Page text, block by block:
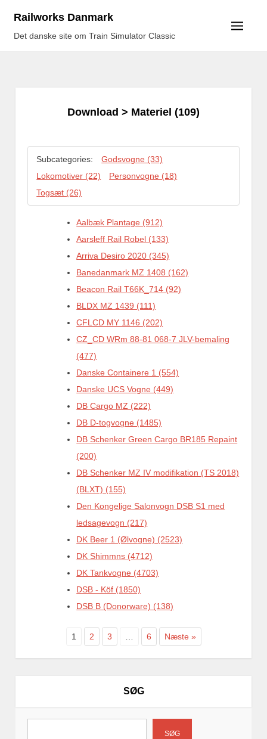
content
Railworks Danmark
Det danske site om Train Simulator Classic
Download > Materiel (109)
Subcategories:
Godsvogne (33)
Lokomotiver (22)
Personvogne (18)
Togsæt (26)
Aalbæk Plantage (912)
Aarsleff Rail Robel (133)
Arriva Desiro 2020 (345)
Banedanmark MZ 1408 (162)
Beacon Rail T66K_714 (92)
BLDX MZ 1439 (111)
CFLCD MY 1146 (202)
CZ_CD WRm 88-81 068-7 JLV-bemaling
(477)
Danske Containere 1 (554)
Danske UCS Vogne (449)
DB Cargo MZ (222)
DB D-togvogne (1485)
DB Schenker Green Cargo BR185 Repaint
(200)
DB Schenker MZ IV modifikation (TS 2018)
(BLXT) (155)
Den Kongelige Salonvogn DSB S1 med
ledsagevogn (217)
DK Beer 1 (Ølvogne) (2523)
DK Shimmns (4712)
DK Tankvogne (4703)
DSB - Köf (1850)
DSB B (Donorware) (138)
1 2 3 … 6 Næste »
SØG
SØG